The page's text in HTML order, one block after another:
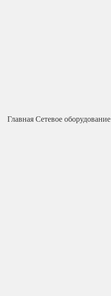
Главная Сетевое оборудование